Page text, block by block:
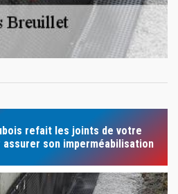
refait les joints de votre
son imperméabilisation